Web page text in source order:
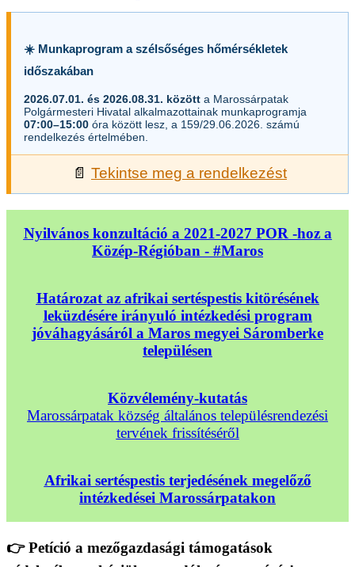
☀️ Munkaprogram a szélsőséges hőmérsékletek
időszakában
2026.07.01. és 2026.08.31. között a Marossárpatak
Polgármesteri Hivatal alkalmazottainak munkaprogramja
07:00–15:00 óra között lesz, a 159/29.06.2026. számú
rendelkezés értelmében.
📄 Tekintse meg a rendelkezést
Nyilvános konzultáció a 2021-2027 POR -hoz a
Közép-Régióban - #Maros
Határozat az afrikai sertéspestis kitörésének
leküzdésére irányuló intézkedési program
jóváhagyásáról a Maros megyei Sáromberke
településen
Közvélemény-kutatás
Marossárpatak község általános településrendezési
tervének frissítéséről
Afrikai sertéspestis terjedésének megelőző
intézkedései Marossárpatakon
👉 Petíció a mezőgazdasági támogatások